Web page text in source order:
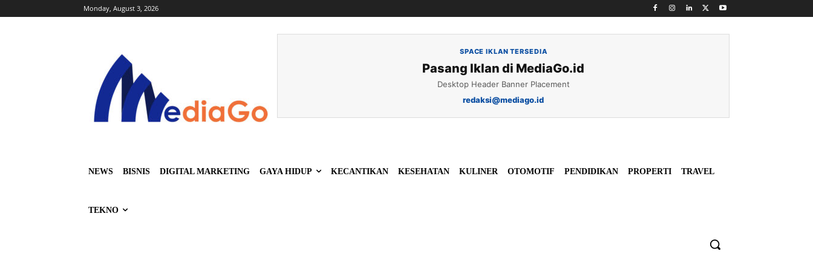
Monday, August 3, 2026
SPACE IKLAN TERSEDIA
Pasang Iklan di MediaGo.id
Desktop Header Banner Placement
redaksi@mediago.id
NEWS BISNIS DIGITAL MARKETING GAYA HIDUP KECANTIKAN KESEHATAN KULINER OTOMOTIF PENDIDIKAN PROPERTI TRAVEL
TEKNO